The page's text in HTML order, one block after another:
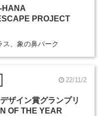
HANA
PROJECT
ス、象の鼻パーク
22/11/2
ザイン賞グランプリ
OF THE YEAR